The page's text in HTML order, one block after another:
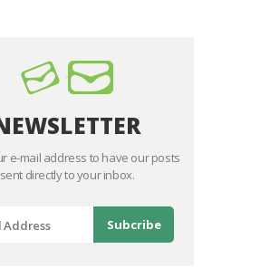
e-mail address to have our posts
sent directly to your inbox.